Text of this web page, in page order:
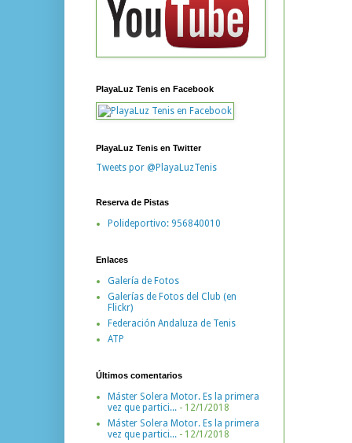
PlayaLuz Tenis en Facebook
PlayaLuz Tenis en Twitter
Tweets por @PlayaLuzTenis
Reserva de Pistas
Polideportivo: 956840010
Enlaces
Galería de Fotos
Galerías de Fotos del Club (en
Flickr)
Federación Andaluza de Tenis
ATP
Últimos comentarios
Máster Solera Motor. Es la primera
vez que partici... - 12/1/2018
Máster Solera Motor. Es la primera
vez que partici... - 12/1/2018